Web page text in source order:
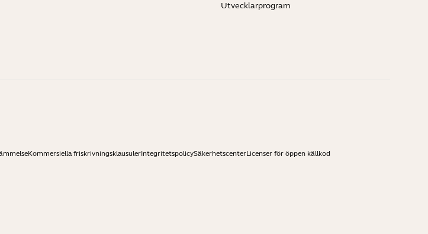
Utvecklarprogram
Kommersiella friskrivningsklausulerIntegritetspolicySäkerhetscenterLicenser för öppen källkod